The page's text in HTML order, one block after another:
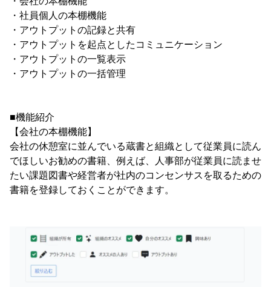
・社員個人の本棚機能
・アウトプットの記録と共有
・アウトプットを起点としたコミュニケーション
・アウトプットの一覧表示
・アウトプットの一括管理
■機能紹介
【会社の本棚機能】
会社の休憩室に並んでいる蔵書と組織として従業員に読ん
でほしいお勧めの書籍、例えば、人事部が従業員に読ませ
たい課題図書や経営者が社内のコンセンサスを取るための
書籍を登録しておくことができます。